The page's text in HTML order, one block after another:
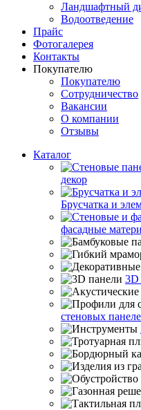
Ландшафтный
Водоотведение
Прайс
Фотогалерея
Контакты
Покупателю
Покупателю
Сотрудничество
Вакансии
О компании
Отзывы
Каталог
декор
Брусчатка и
фасадные
3D
стеновых